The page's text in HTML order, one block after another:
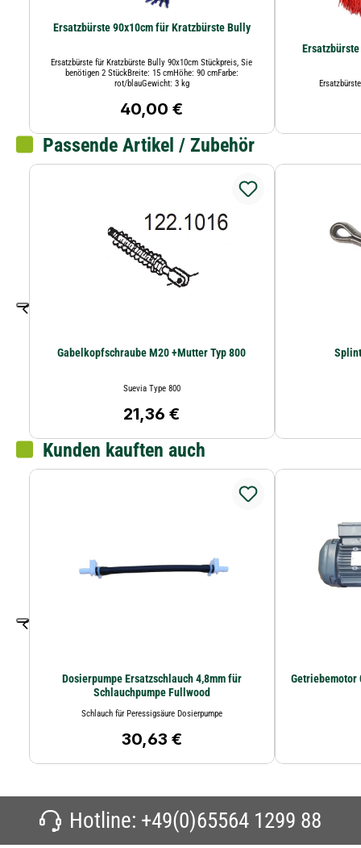
Ersatzbürste 90x10cm für Kratzbürste Bully
Ersatzbürste für Kratzbürste Bully 90x10cm Stückpreis, Sie
benötigen 2 StückBreite: 15 cmHöhe: 90 cmFarbe:
rot/blauGewicht: 3 kg
Regulärer Preis:
40,00 €
Ersatzbürste
Passende Artikel / Zubehör
Gabelkopfschraube M20 +Mutter Typ 800
Suevia Type 800
Regulärer Preis:
21,36 €
Kunden kauften auch
Dosierpumpe Ersatzschlauch 4,8mm für
Schlauchpumpe Fullwood
Schlauch für Peressigsäure Dosierpumpe
Regulärer Preis:
30,63 €
Getriebemotor
Hotline: +49(0)65564 1299 88